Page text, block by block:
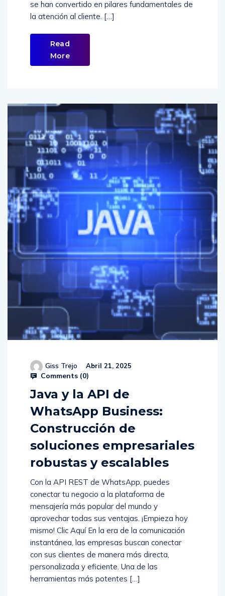
se han convertido en pilares fundamentales de
la atención al cliente. […]
Read
More
Giss Trejo Abril 21, 2025
Comments (0)
Java y la API de
WhatsApp Business:
Construcción de
soluciones empresariales
robustas y escalables
Con la API REST de WhatsApp, puedes
conectar tu negocio a la plataforma de
mensajería más popular del mundo y
aprovechar todas sus ventajas. ¡Empieza hoy
mismo! Clic Aquí En la era de la comunicación
instantánea, las empresas buscan conectar
con sus clientes de manera más directa,
personalizada y eficiente. Una de las
herramientas más potentes […]